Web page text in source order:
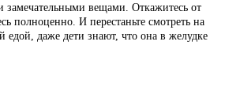
замечательными вещами. Откажитесь от
полноценно. И перестаньте смотреть на
едой, даже дети знают, что она в желудке